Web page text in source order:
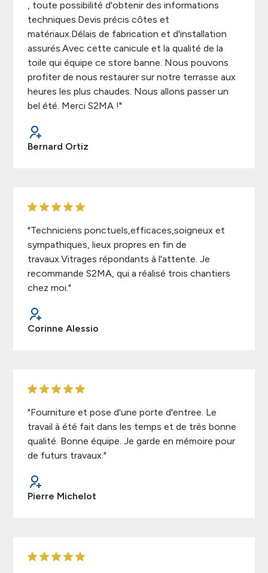
, toute possibilité d'obtenir des informations
techniques.Devis précis côtes et
matériaux.Délais de fabrication et d'installation
assurés.Avec cette canicule et la qualité de la
toile qui équipe ce store banne. Nous pouvons
profiter de nous restaurer sur notre terrasse aux
heures les plus chaudes. Nous allons passer un
bel été. Merci S2MA !"
Bernard Ortiz
"Techniciens ponctuels,efficaces,soigneux et
sympathiques, lieux propres en fin de
travaux.Vitrages répondants à l'attente. Je
recommande S2MA, qui a réalisé trois chantiers
chez moi."
Corinne Alessio
"Fourniture et pose d'une porte d'entree. Le
travail à été fait dans les temps et de très bonne
qualité. Bonne équipe. Je garde en mémoire pour
de futurs travaux."
Pierre Michelot